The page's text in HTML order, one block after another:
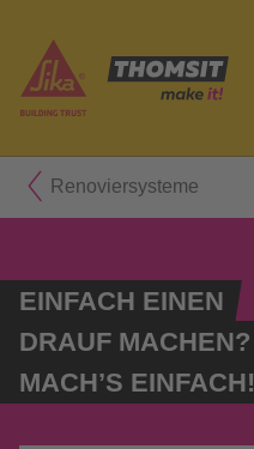
Renoviersysteme
EINFACH EINEN
DRAUF MACHEN?
MACH’S EINFACH!